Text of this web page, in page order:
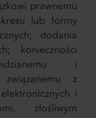
prawnemu
lub formy
dodania
konieczności
i
związanemu z
i
złośliwym